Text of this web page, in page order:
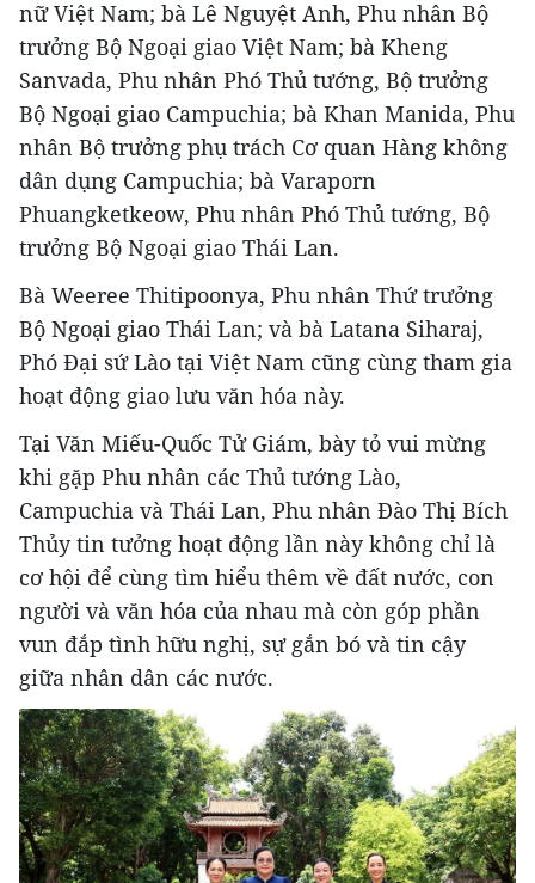
nữ Việt Nam; bà Lê Nguyệt Anh, Phu nhân Bộ
trưởng Bộ Ngoại giao Việt Nam; bà Kheng
Sanvada, Phu nhân Phó Thủ tướng, Bộ trưởng
Bộ Ngoại giao Campuchia; bà Khan Manida, Phu
nhân Bộ trưởng phụ trách Cơ quan Hàng không
dân dụng Campuchia; bà Varaporn
Phuangketkeow, Phu nhân Phó Thủ tướng, Bộ
trưởng Bộ Ngoại giao Thái Lan.
Bà Weeree Thitipoonya, Phu nhân Thứ trưởng
Bộ Ngoại giao Thái Lan; và bà Latana Siharaj,
Phó Đại sứ Lào tại Việt Nam cũng cùng tham gia
hoạt động giao lưu văn hóa này.
Tại Văn Miếu-Quốc Tử Giám, bày tỏ vui mừng
khi gặp Phu nhân các Thủ tướng Lào,
Campuchia và Thái Lan, Phu nhân Đào Thị Bích
Thủy tin tưởng hoạt động lần này không chỉ là
cơ hội để cùng tìm hiểu thêm về đất nước, con
người và văn hóa của nhau mà còn góp phần
vun đắp tình hữu nghị, sự gắn bó và tin cậy
giữa nhân dân các nước.